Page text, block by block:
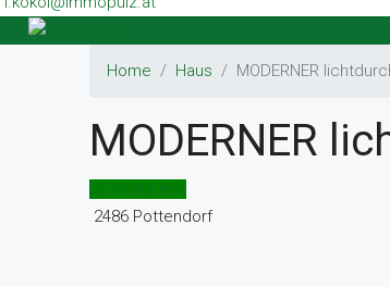
Home Haus MODERNER
MODERNER
Zu Verkaufen
2486 Pottendorf